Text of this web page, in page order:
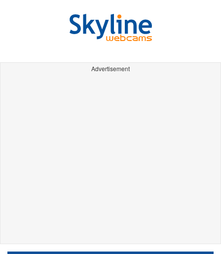
Advertisement